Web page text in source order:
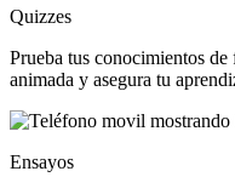
Quizzes
Prueba tus conocimientos
animada y asegura tu
Ensayos